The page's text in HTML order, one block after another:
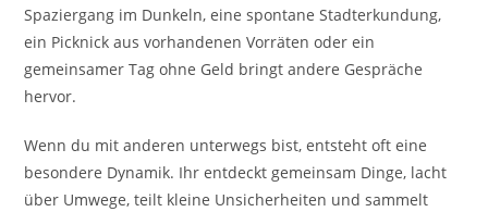
Spaziergang im Dunkeln, eine spontane Stadterkundung,
ein Picknick aus vorhandenen Vorräten oder ein
gemeinsamer Tag ohne Geld bringt andere Gespräche
hervor.
Wenn du mit anderen unterwegs bist, entsteht oft eine
besondere Dynamik. Ihr entdeckt gemeinsam Dinge, lacht
über Umwege, teilt kleine Unsicherheiten und sammelt